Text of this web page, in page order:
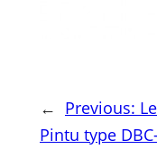
← Previous:
Pintu type